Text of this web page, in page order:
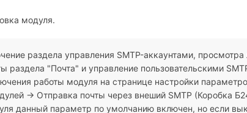
модуля.
раздела управления SMTP-аккаунтами, просмотра
раздела "Почта" и управление пользовательскими
работы модуля на странице настройки
→ Отправка почты через внеший SMTP (Коробка
данный параметр по умолчанию включен, но если